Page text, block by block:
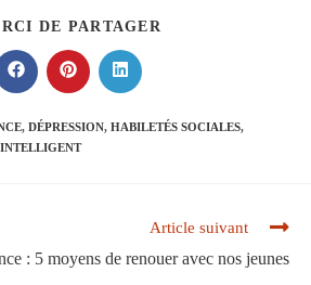
DE PARTAGER
Ouvrir
dans
autre
fenêtre
Ouvrir
dans
autre
fenêtre
Ouvrir
dans
autre
, DÉPRESSION, HABILETÉS SOCIALES,
Article suivant
: 5 moyens de renouer avec nos jeunes